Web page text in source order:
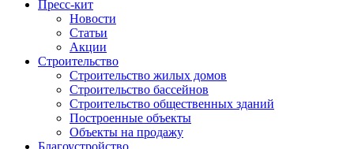
Пресс-кит
Новости
Статьи
Акции
Строительство
Строительство жилых домов
Строительство бассейнов
Строительство общественных зданий
Построенные объекты
Объекты на продажу
Благоустройство